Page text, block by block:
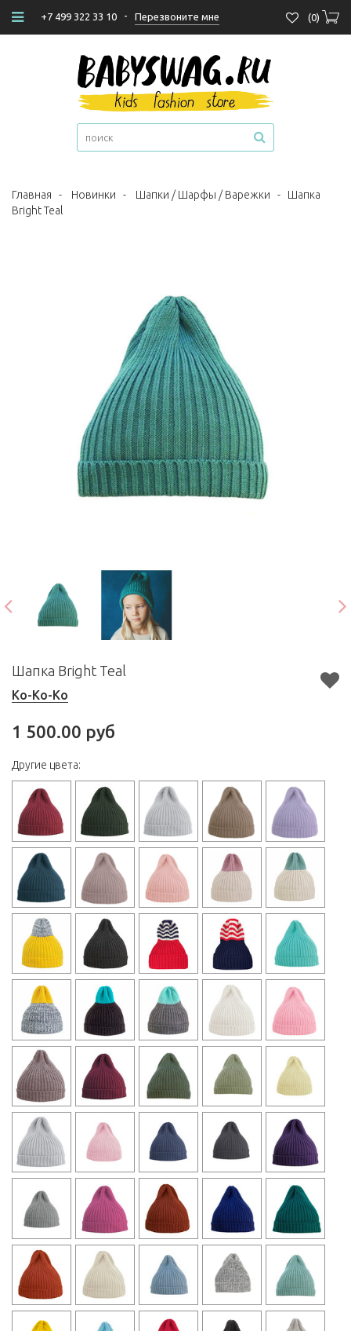
+7 499 322 33 10 - Перезвоните мне (0)
Главная - Новинки - Шапки / Шарфы / Варежки - Шапка
Bright Teal
Шапка Bright Teal
Ko-Ko-Ko
1 500.00 руб
Другие цвета: